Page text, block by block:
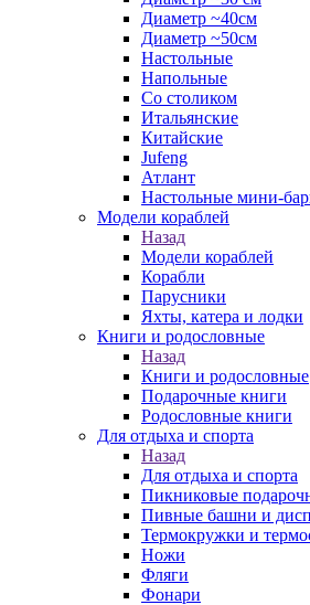
Диаметр ~40см
Диаметр ~50см
Настольные
Напольные
Со столиком
Итальянские
Китайские
Jufeng
Атлант
Настольные мини-
Модели кораблей
Назад
Модели кораблей
Корабли
Парусники
Яхты, катера и лодки
Книги и родословные
Назад
Книги и родословные
Подарочные книги
Родословные книги
Для отдыха и спорта
Назад
Для отдыха и спорта
Пикниковые
Пивные башни и
Термокружки и
Ножи
Фляги
Фонари